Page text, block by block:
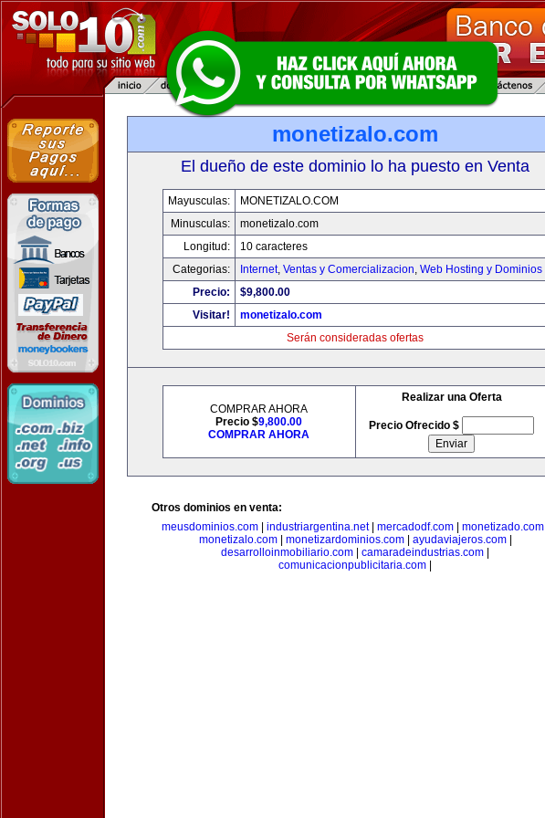
monetizalo.com
El dueño de este dominio lo ha puesto en Venta
Mayusculas:
MONETIZALO.COM
Minusculas:
monetizalo.com
Longitud:
10 caracteres
Categorias:
Internet, Ventas y Comercializacion, Web Hosting y Dominios
Precio:
$9,800.00
Visitar!
monetizalo.com
Serán consideradas ofertas
COMPRAR AHORA
Precio $9,800.00
COMPRAR AHORA
Realizar una Oferta
Precio Ofrecido $
Otros dominios en venta:
meusdominios.com| industriargentina.net| mercadodf.com| monetizado.com|
monetizalo.com| monetizardominios.com| ayudaviajeros.com|
desarrolloinmobiliario.com
camaradeindustrias.com
comunicacionpublicitaria.com